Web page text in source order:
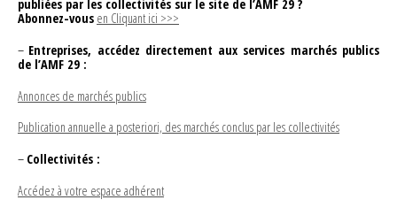
publiées par les collectivités sur le site de l’AMF 29 ?
Abonnez-vous en Cliquant ici >>>
– Entreprises, accédez directement aux services marchés publics
de l’AMF 29 :
Annonces de marchés publics
Publication annuelle a posteriori, des marchés conclus par les collectivités
– Collectivités :
Accédez à votre espace adhérent